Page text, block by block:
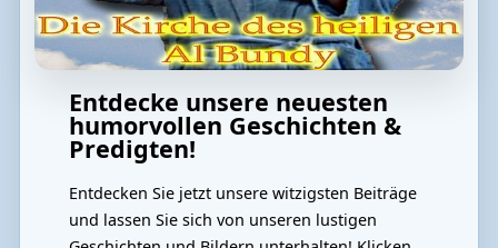
Entdecke unsere neuesten
humorvollen Geschichten &
Predigten!
Entdecken Sie jetzt unsere witzigsten Beiträge
und lassen Sie sich von unseren lustigen